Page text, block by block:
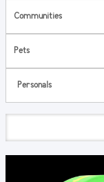
Communities
Pets
Personals